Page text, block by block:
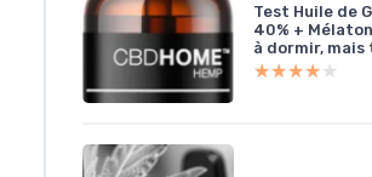
Test Huile de
40% +
à dormir,
★★★★★
★★★★★